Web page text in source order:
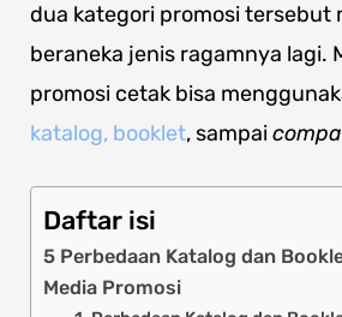
dua kategori promosi tersebut
beraneka jenis ragamnya lagi.
promosi cetak bisa
katalog, booklet, sampai
Daftar isi
5 Perbedaan Katalog dan
Media Promosi